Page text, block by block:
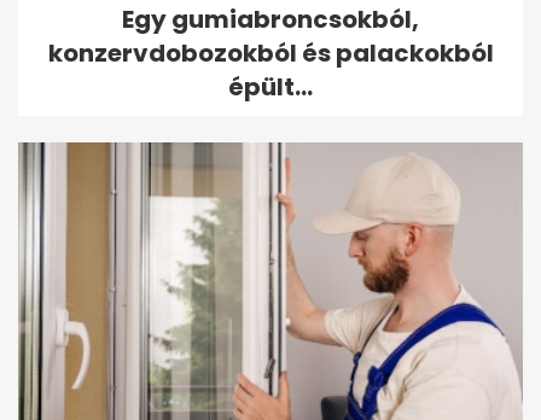
Egy gumiabroncsokból,
konzervdobozokból és palackokból
épült...